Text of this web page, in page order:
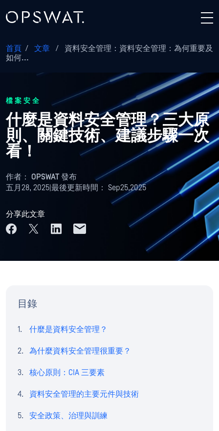
首頁 / 文章 /
資料安全管理：資料安全管理：為何重要及
如何...
檔案安全
什麼是資料安全管理？三大原
則、關鍵技術、建議步驟一次
看！
作者： OPSWAT 發布
五月28, 2025 最後更新時間： Sep25,2025
分享此文章
目錄
什麼是資料安全管理？
為什麼資料安全管理很重要？
核心原則：CIA 三要素
資料安全管理的主要元件與技術
安全政策、治理與訓練